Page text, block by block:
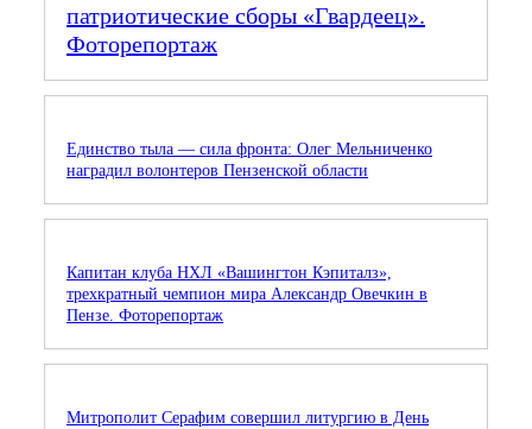
патриотические сборы «Гвардеец».
Фоторепортаж
Единство тыла — сила фронта: Олег Мельниченко
наградил волонтеров Пензенской области
Капитан клуба НХЛ «Вашингтон Кэпиталз»,
трехкратный чемпион мира Александр Овечкин в
Пензе. Фоторепортаж
Митрополит Серафим совершил литургию в День